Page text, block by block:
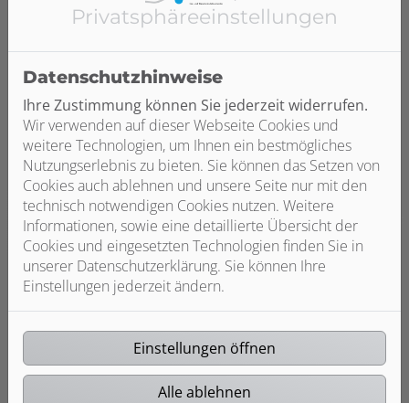
Wasser / Trinkwasser
Sie wollen sicher sein, dass Ihr
Trinkwasser immer sauber ist oder
möchten Ihren Wasserverbrauch
optimieren? Dann sprechen Sie
mit Klaus Holzer GmbH Sanitär-
und Heizungsbau.
Privatsphäre­einstellungen
Datenschutzhinweise
Ihre Zustimmung können Sie jederzeit widerrufen.
Wir verwenden auf dieser Webseite Cookies und
weitere Technologien, um Ihnen ein bestmögliches
Nutzungserlebnis zu bieten. Sie können das Setzen von
Cookies auch ablehnen und unsere Seite nur mit den
technisch notwendigen Cookies nutzen. Weitere
Informationen, sowie eine detaillierte Übersicht der
Cookies und eingesetzten Technologien finden Sie in
unserer Datenschutzerklärung. Sie können Ihre
Einstellungen jederzeit ändern.
Einstellungen öffnen
Alle ablehnen